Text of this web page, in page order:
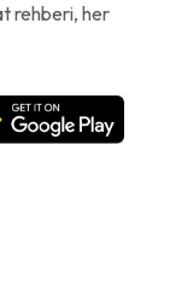
rehberi, her